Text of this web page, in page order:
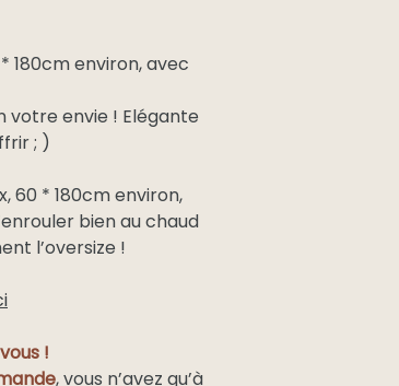
180cm environ, avec
votre envie ! Elégante
; )
60 * 180cm environ,
bien au chaud
l’oversize !
!
, vous n’avez qu’à